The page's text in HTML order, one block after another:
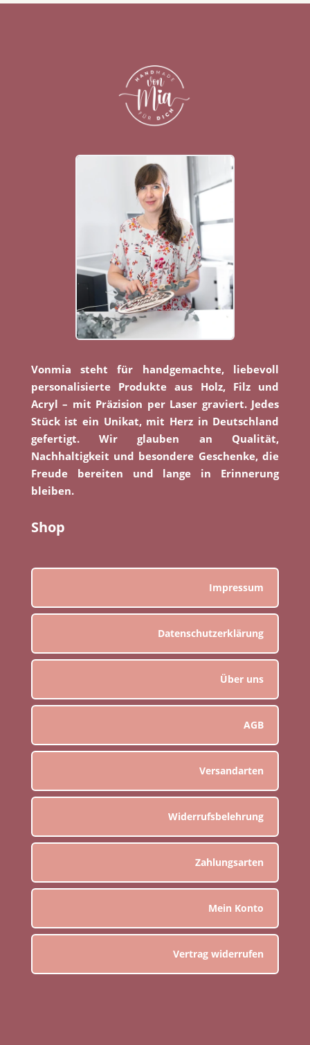
Vonmia steht für handgemachte, liebevoll
personalisierte Produkte aus Holz, Filz und
Acryl – mit Präzision per Laser graviert. Jedes
Stück ist ein Unikat, mit Herz in Deutschland
gefertigt. Wir glauben an Qualität,
Nachhaltigkeit und besondere Geschenke, die
Freude bereiten und lange in Erinnerung
bleiben.
Shop
Impressum
Datenschutzerklärung
Über uns
AGB
Versandarten
Widerrufsbelehrung
Zahlungsarten
Mein Konto
Vertrag widerrufen